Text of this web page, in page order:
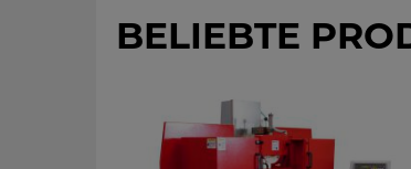
BELIEBTE